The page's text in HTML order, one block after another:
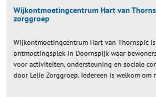
Wijkontmoetingcentrum Hart van
zorggroep
Wijkontmoetingcentrum Hart van Thornspic
ontmoetingsplek in Doornspijk waar
voor activiteiten, ondersteuning en sociale
door Lelie Zorggroep. Iedereen is welkom om